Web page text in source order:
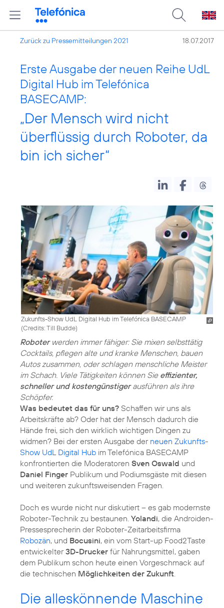
Zurück zu Pressemitteilungen 2021 18.07.2017
Erste Ausgabe der neuen Reihe UdL
Digital Hub im Telefónica
BASECAMP:
„Der Mensch wird nicht
überflüssig durch Roboter, da
bin ich sicher“
Zukunfts-Show UdL Digital Hub im Telefónica BASECAMP
(Credits: Till Budde)
Roboterwerden immer fähiger: Sie mixen selbsttätig
Cocktails, pflegen alte und kranke Menschen, bauen
Autos zusammen, oder schlagen menschliche Meister
im Schach. Viele Tätigkeiten können Sie effizienter,
schneller und kostengünstigerausführen als ihre
Schöpfer.
Was bedeutet das für uns? Schaffen wir uns als
Arbeitskräfte ab? Oder hat der Mensch dadurch die
Hände frei, sich den wirklich wichtigen Dingen zu
widmen? Bei der ersten Ausgabe der neuen Zukunfts-
Show UdL Digital Hub im Telefónica BASECAMP
konfrontierten die Moderatoren Sven Oswald und
Daniel Finger Publikum und Podiumsgäste mit diesen
und weiteren zukunftsweisenden Fragen.
Doch es wurde nicht nur diskutiert – es gab modernste
Roboter-Technik zu bestaunen. Yolandi, die Androiden-
Pressesprecherin der Roboter-Zeitarbeitsfirma
Robozän, und Bocusini, ein vom Start-up Food2Taste
entwickelter3D-Drucker für Nahrungsmittel, gaben
dem Publikum schon heute einen Vorgeschmack auf
die technischen Möglichkeiten der Zukunft
Die alleskönnende Maschine